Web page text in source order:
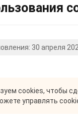
30 апреля
cookies, чтобы
управлять